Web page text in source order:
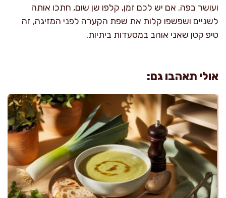
ועושר בפה. אם יש לכם זמן, קלפו שן שום, חתכו אותה
לשניים ושפשפו קלות את שפת הקערה לפני המזיגה, זה
טיפ קטן שאני אוהב במסעדות ביתיות.
אולי תאהבו גם: